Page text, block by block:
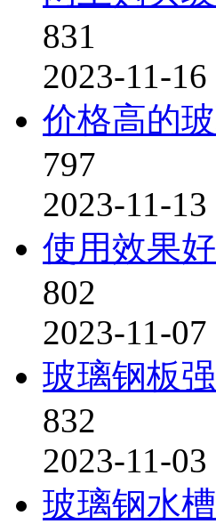
831
2023-11-16
价格高的
797
2023-11-13
使用效果
802
2023-11-07
玻璃钢板
832
2023-11-03
玻璃钢水